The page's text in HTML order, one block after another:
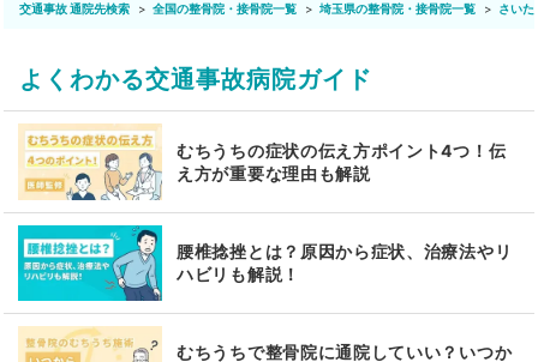
交通事故 通院先検索 全国の整骨院・接骨院一覧 埼玉県の整骨院・接骨院一覧 さいた
よくわかる交通事故病院ガイド
むちうちの症状の伝え方ポイント4つ！伝
え方が重要な理由も解説
腰椎捻挫とは？原因から症状、治療法やリ
ハビリも解説！
むちうちで整骨院に通院していい？いつか